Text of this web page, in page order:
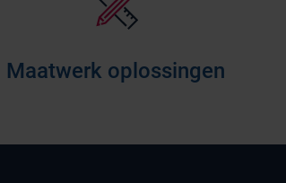
Maatwerk oplossingen